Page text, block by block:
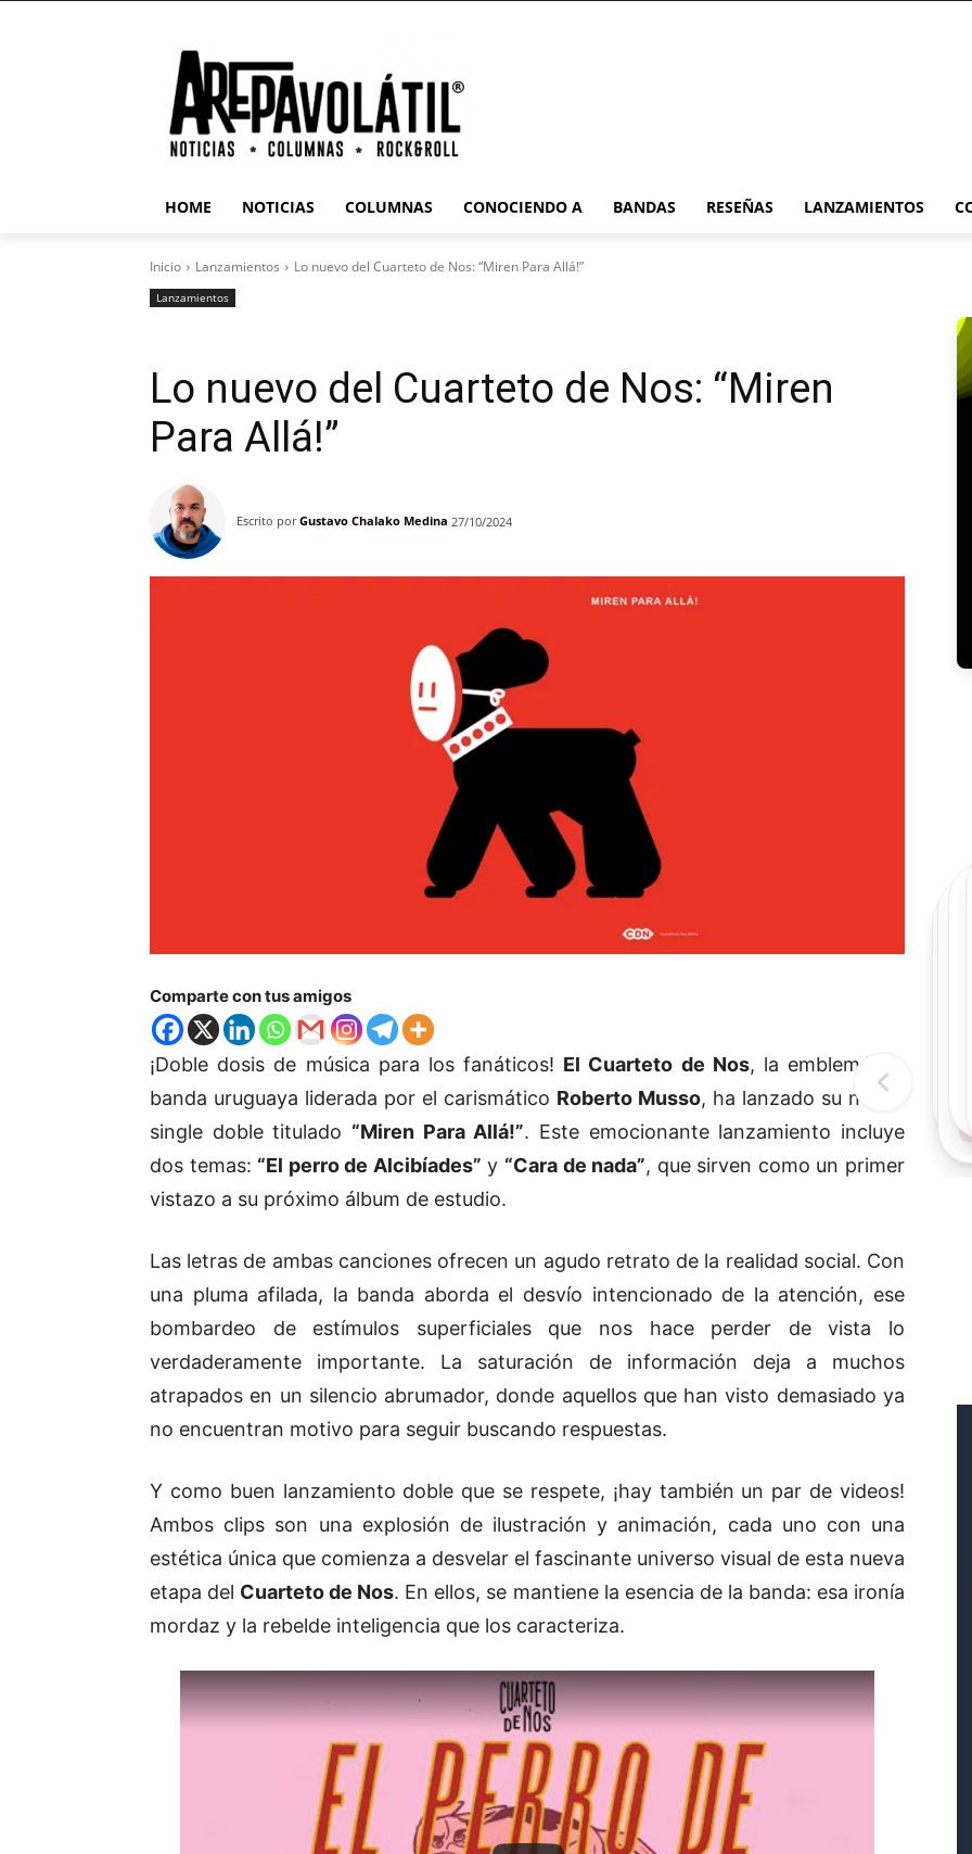
HOME NOTICIAS COLUMNAS CONOCIENDO A BANDAS RESEÑAS LANZAMIENTOS
Inicio Lanzamientos Lo nuevo del Cuarteto de Nos: “Miren Para Allá!”
Lanzamientos
Lo nuevo del Cuarteto de Nos: “Miren
Para Allá!”
Escrito por Gustavo Chalako Medina 27/10/2024
Comparte con tus amigos
¡Doble dosis de música para los fanáticos! El Cuarteto de Nos, la emblemática
banda uruguaya liderada por el carismático Roberto Musso, ha lanzado su nuevo
single doble titulado “Miren Para Allá!”. Este emocionante lanzamiento incluye
dos temas: “El perro de Alcibíades” y “Cara de nada”, que sirven como un primer
vistazo a su próximo álbum de estudio.
Las letras de ambas canciones ofrecen un agudo retrato de la realidad social. Con
una pluma afilada, la banda aborda el desvío intencionado de la atención, ese
bombardeo de estímulos superficiales que nos hace perder de vista lo
verdaderamente importante. La saturación de información deja a muchos
atrapados en un silencio abrumador, donde aquellos que han visto demasiado ya
no encuentran motivo para seguir buscando respuestas.
Y como buen lanzamiento doble que se respete, ¡hay también un par de videos!
Ambos clips son una explosión de ilustración y animación, cada uno con una
estética única que comienza a desvelar el fascinante universo visual de esta nueva
etapa del Cuarteto de Nos. En ellos, se mantiene la esencia de la banda: esa ironía
mordaz y la rebelde inteligencia que los caracteriza.